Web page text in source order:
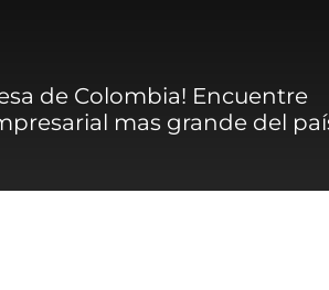
de Colombia! Encuentre
mas grande del